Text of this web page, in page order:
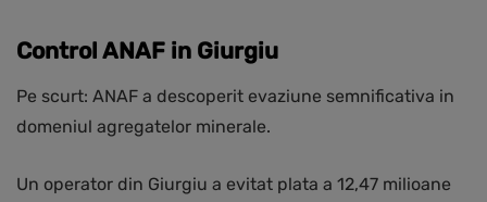
Control ANAF in Giurgiu
Pe scurt: ANAF a descoperit evaziune semnificativa in
domeniul agregatelor minerale.
Un operator din Giurgiu a evitat plata a 12,47 milioane